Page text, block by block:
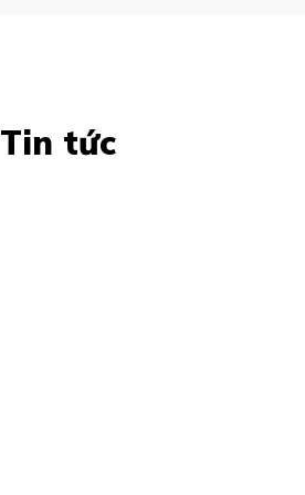
Tin tức